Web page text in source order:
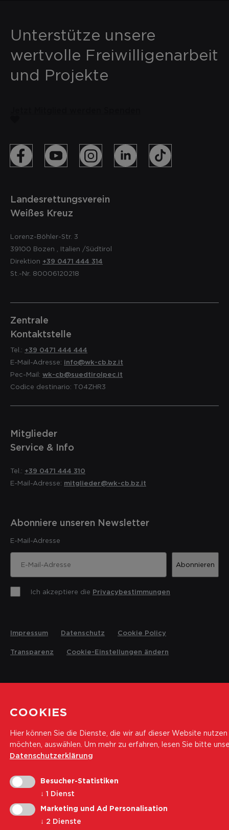
Unterstütze unsere
wertvolle Freiwilligenarbeit
und Projekte
Landesrettungsverein
Weißes Kreuz
Lorenz-Böhler-Str. 3
39100 Bozen Italien /Südtirol
Direktion +39 0471 444 314
St.-Nr. 80006120218
Zentrale
Kontaktstelle
Tel.: +39 0471 444 444
E-Mail-Adresse: info@wk-cb.bz.it
Pec-Mail: wk-cb@suedtirolpec.it
Codice destinario: T04ZHR3
Mitglieder
Service & Info
Tel.: +39 0471 444 310
E-Mail-Adresse: mitglieder@wk-cb.bz.it
Abonniere unseren Newsletter
E-Mail-Adresse
Abonnieren
Ich akzeptiere die Privacybestimmungen
Impressum Datenschutz Cookie Policy
Transparenz Cookie-Einstellungen ändern
COOKIES
Hier können Sie die Dienste, die wir auf dieser Website nutzen
möchten, auswählen. Um mehr zu erfahren, lesen Sie bitte
Datenschutzerklärung
Besucher-Statistiken
↓ 1 Dienst
Marketing und Ad Personalisation
↓ 2 Dienste